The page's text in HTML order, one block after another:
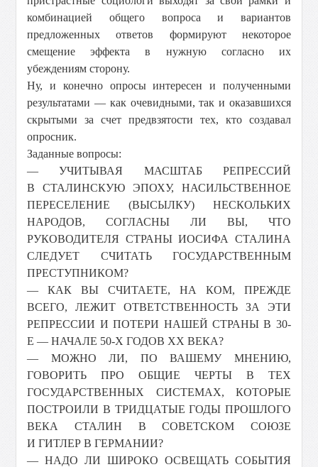
комбинацией общего вопроса и вариантов
предложенных ответов формируют некоторое
смещение эффекта в нужную согласно их
убеждениям сторону.
Ну, и конечно опросы интересен и полученными
результатами — как очевидными, так и оказавшихся
скрытыми за счет предвзятости тех, кто создавал
опросник.
Заданные вопросы:
— УЧИТЫВАЯ МАСШТАБ РЕПРЕССИЙ
В СТАЛИНСКУЮ ЭПОХУ, НАСИЛЬСТВЕННОЕ
ПЕРЕСЕЛЕНИЕ (ВЫСЫЛКУ) НЕСКОЛЬКИХ
НАРОДОВ, СОГЛАСНЫ ЛИ ВЫ, ЧТО
РУКОВОДИТЕЛЯ СТРАНЫ ИОСИФА СТАЛИНА
СЛЕДУЕТ СЧИТАТЬ ГОСУДАРСТВЕННЫМ
ПРЕСТУПНИКОМ?
— КАК ВЫ СЧИТАЕТЕ, НА КОМ, ПРЕЖДЕ
ВСЕГО, ЛЕЖИТ ОТВЕТСТВЕННОСТЬ ЗА ЭТИ
РЕПРЕССИИ И ПОТЕРИ НАШЕЙ СТРАНЫ В 30-
Е — НАЧАЛЕ 50-Х ГОДОВ ХХ ВЕКА?
— МОЖНО ЛИ, ПО ВАШЕМУ МНЕНИЮ,
ГОВОРИТЬ ПРО ОБЩИЕ ЧЕРТЫ В ТЕХ
ГОСУДАРСТВЕННЫХ СИСТЕМАХ, КОТОРЫЕ
ПОСТРОИЛИ В ТРИДЦАТЫЕ ГОДЫ ПРОШЛОГО
ВЕКА СТАЛИН В СОВЕТСКОМ СОЮЗЕ
И ГИТЛЕР В ГЕРМАНИИ?
— НАДО ЛИ ШИРОКО ОСВЕЩАТЬ СОБЫТИЯ